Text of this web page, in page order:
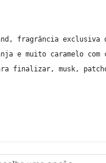
fragrância exclusiva
e muito caramelo com
finalizar, musk,